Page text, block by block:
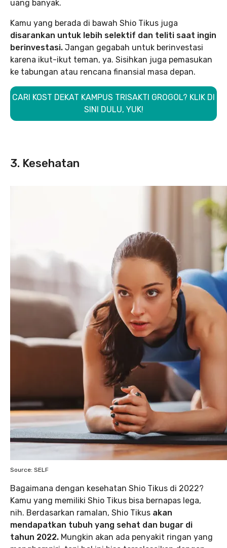
uang banyak.
Kamu yang berada di bawah Shio Tikus juga
disarankan untuk lebih selektif dan teliti saat ingin
berinvestasi. Jangan gegabah untuk berinvestasi
karena ikut-ikut teman, ya. Sisihkan juga pemasukan
ke tabungan atau rencana finansial masa depan.
CARI KOST DEKAT KAMPUS TRISAKTI GROGOL? KLIK DI
SINI DULU, YUK!
3. Kesehatan
Source: SELF
Bagaimana dengan kesehatan Shio Tikus di 2022?
Kamu yang memiliki Shio Tikus bisa bernapas lega,
nih. Berdasarkan ramalan, Shio Tikus akan
mendapatkan tubuh yang sehat dan bugar di
tahun 2022. Mungkin akan ada penyakit ringan yang